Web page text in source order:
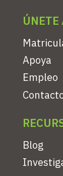
ÚNETE
Apoya
Empleo
Blog